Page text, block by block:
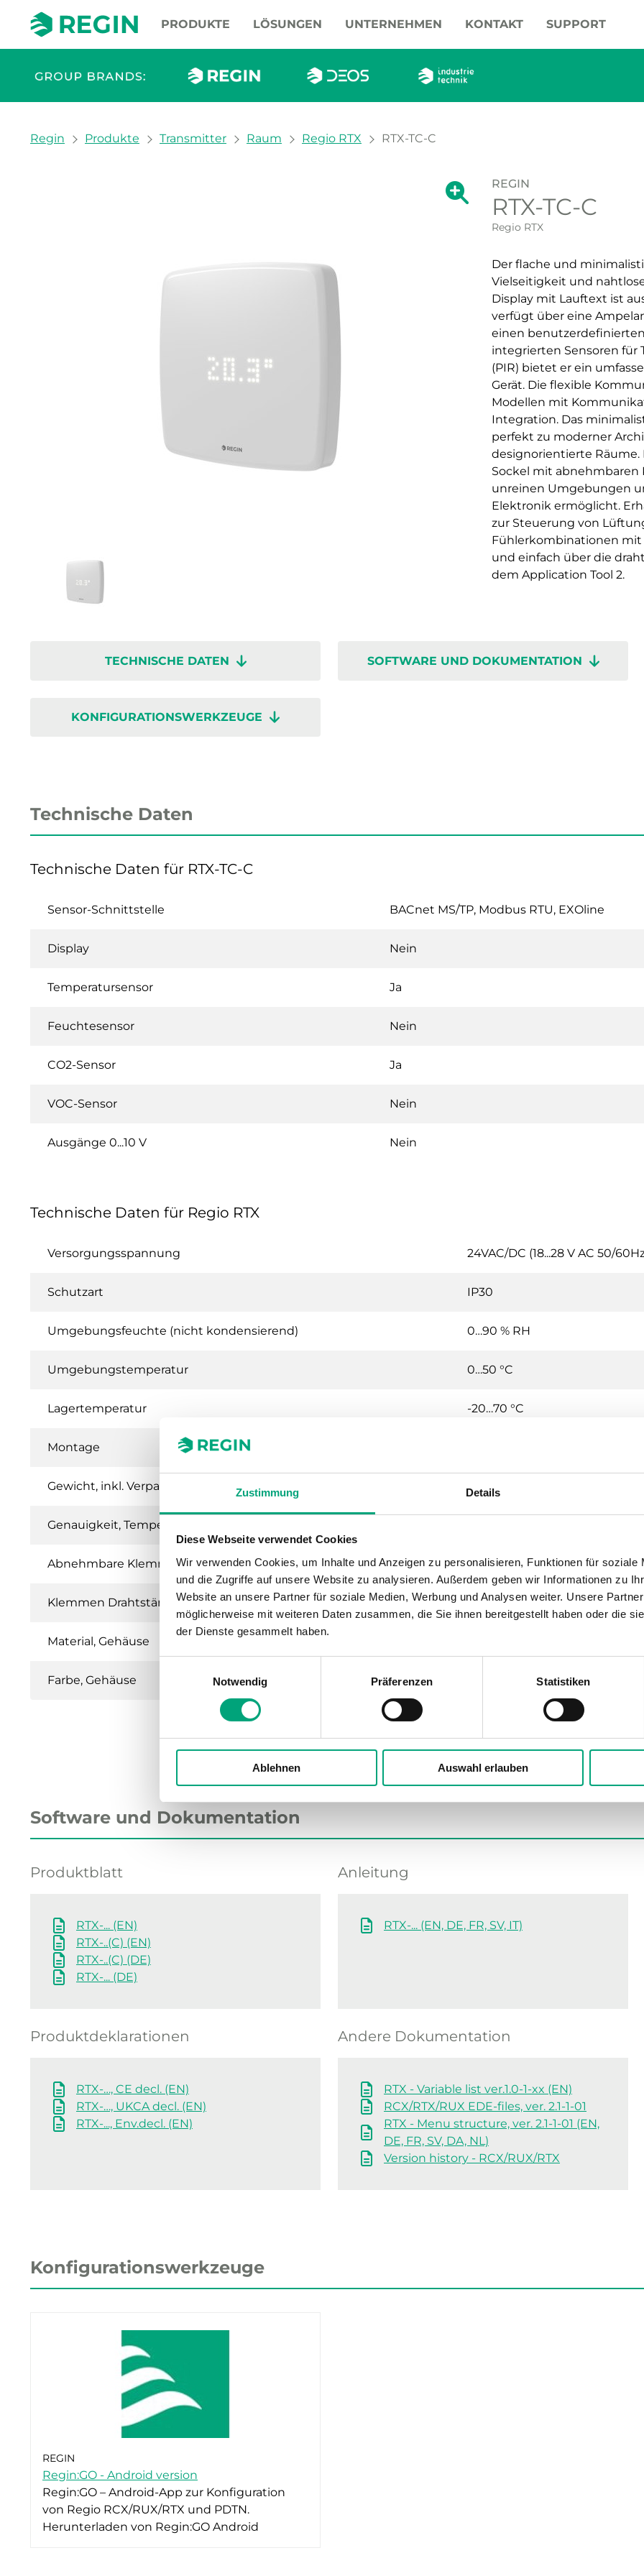
Zustimmung Details
Diese Webseite verwendet Cookies
Wir verwenden Cookies, um Inhalte und Anzeigen zu personalisieren, Funktionen für soziale
und die Zugriffe auf unsere Website zu analysieren. Außerdem geben wir Informationen zu
Website an unsere Partner für soziale Medien, Werbung und Analysen weiter. Unsere
möglicherweise mit weiteren Daten zusammen, die Sie ihnen bereitgestellt haben oder die
der Dienste gesammelt haben.
Notwendig
Präferenzen Statistiken
Ablehnen Auswahl erlauben
PRODUKTE LÖSUNGEN UNTERNEHMEN KONTAKT SUPPORT
You are here:
Regin Produkte Transmitter Raum Regio RTX RTX-TC-C
Zeige große Version des Bildes.
Zeige große
REGIN
RTX-TC-C
Regio RTX
Der flache und
Vielseitigkeit und
Display mit Lauftext ist
verfügt über eine
einen
integrierten Sensoren für
(PIR) bietet er ein
Gerät. Die flexible
Modellen mit
Integration. Das
perfekt zu moderner
designorientierte
Sockel mit abnehmbaren
unreinen Umgebungen
Elektronik ermöglicht.
zur Steuerung von
Fühlerkombinationen mit
und einfach über die
dem Application Tool 2.
TECHNISCHE DATEN SOFTWARE UND DOKUMENTATION
KONFIGURATIONSWERKZEUGE
Technische Daten
Technische Daten für RTX-TC-C
Sensor-Schnittstelle BACnet MS/TP, Modbus RTU, EXOline
Display Nein
Temperatursensor Ja
Feuchtesensor Nein
CO2-Sensor Ja
VOC-Sensor Nein
Ausgänge 0...10 V Nein
Technische Daten für Regio RTX
Versorgungsspannung 24VAC/DC (18...28 V AC 50/
Schutzart IP30
Umgebungsfeuchte (nicht kondensierend) 0…90 % RH
Umgebungstemperatur 0…50 °C
Lagertemperatur -20…70 °C
Montage
Gewicht, inkl. Verpackung 0.115 kg
Genauigkeit, Temperatur 1
Abnehmbare Klemme Ja
Klemmen Drahtstärke 2.1 mm²
Material, Gehäuse
Farbe, Gehäuse RAL9003 Polar White
Software und Dokumentation
Produktblatt
RTX-... (EN)
RTX-..(C) (EN)
RTX-..(C) (DE)
RTX-... (DE)
Anleitung
RTX-... (EN, DE, FR, SV, IT)
Produktdeklarationen
RTX-…, CE decl. (EN)
RTX-…, UKCA decl. (EN)
RTX-..., Env.decl. (EN)
Andere Dokumentation
RTX - Variable list ver.1.0-1-xx (EN)
RCX/RTX/RUX EDE-files, ver. 2.1-1-01
RTX - Menu structure, ver. 2.1-1-01 (EN,
DE, FR, SV, DA, NL)
Version history - RCX/RUX/RTX
Konfigurationswerkzeuge
REGIN
Regin:GO - Android version
Regin:GO – Android-App zur Konfiguration
von Regio RCX/RUX/RTX und PDTN.
Herunterladen von Regin:GO Android